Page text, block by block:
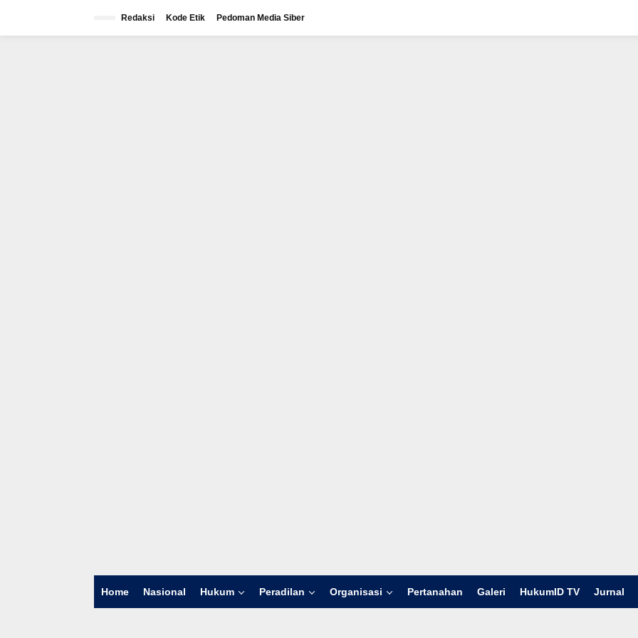
Redaksi Kode Etik Pedoman Media Siber
Home Nasional Hukum Peradilan Organisasi Pertanahan Galeri HukumID TV Jurnal